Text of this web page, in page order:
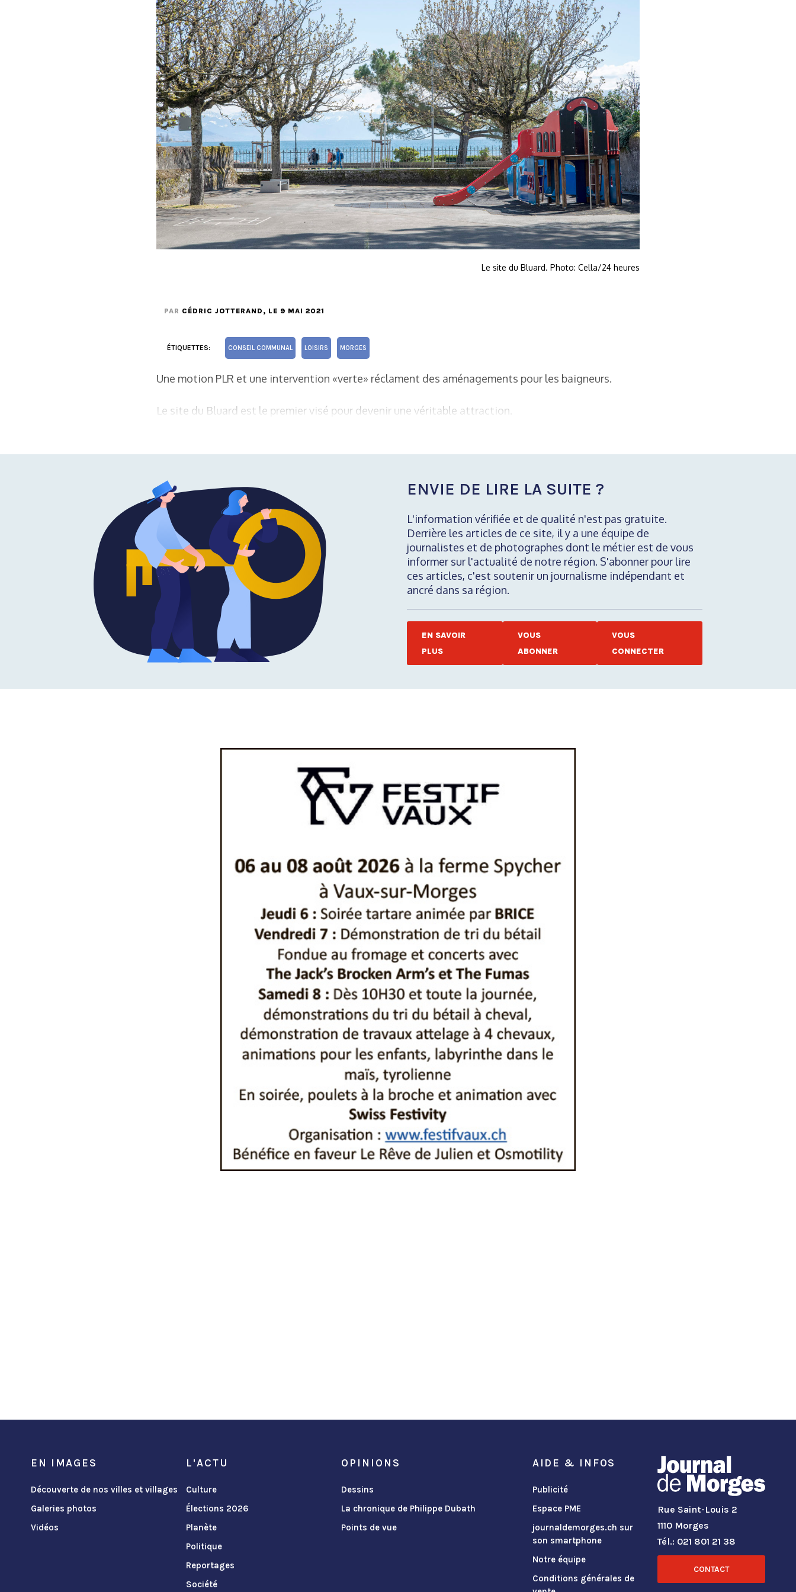
Le site du Bluard. Photo: Cella/24 heures
PAR CÉDRIC JOTTERAND , LE 9 MAI 2021
ÉTIQUETTES: CONSEIL COMMUNAL LOISIRS MORGES
Une motion PLR et une intervention «verte» réclament des aménagements pour les baigneurs.
Le site du Bluard est le premier visé pour devenir une véritable attraction.
ENVIE DE LIRE LA SUITE ?
L'information vérifiée et de qualité n'est pas gratuite.
Derrière les articles de ce site, il y a une équipe de
journalistes et de photographes dont le métier est de vous
informer sur l'actualité de notre région. S'abonner pour lire
ces articles, c'est soutenir un journalisme indépendant et
ancré dans sa région.
EN SAVOIR
PLUS
VOUS
ABONNER
VOUS
CONNECTER
EN IMAGES
Découverte de nos villes et villages
Galeries photos
Vidéos
L'ACTU
Culture
Élections 2026
Planète
Politique
Reportages
Société
OPINIONS
Dessins
La chronique de Philippe Dubath
Points de vue
AIDE & INFOS
Publicité
Espace PME
journaldemorges.ch sur
son smartphone
Notre équipe
Conditions générales de
Rue Saint-Louis 2
1110 Morges
Tél.: 021 801 21 38
CONTACT